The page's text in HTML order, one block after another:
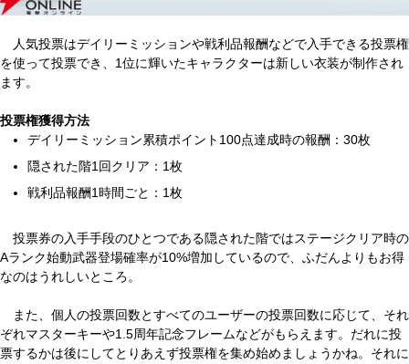
人気投票はデイリーミッションや戦利品報酬などで入手できる投票権
を使って投票でき、1位に輝いたキャラクターは新しい衣装が制作され
ます。
投票権獲得方法
デイリーミッション累積ポイント100点達成時の報酬：30枚
隠された階1回クリア：1枚
戦利品報酬1時間ごと：1枚
投票券の入手手段のひとつである隠された階ではステージクリア時の
Aランク始動武器登場確率が10%増加しているので、ふだんよりもお得
なのはうれしいところ。
また、個人の投票回数とすべてのユーザーの投票回数に応じて、それ
ぞれマスターキーや1.5周年記念フレームなどがもらえます。だれに投
票するかは後にしてとりあえず投票権を集め始めましょうかね。それに